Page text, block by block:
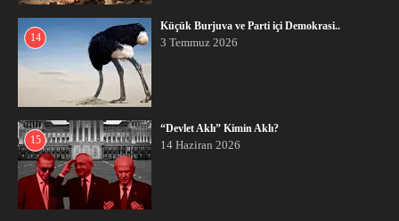
14
Küçük Burjuva ve Parti içi Demokrasi..
3 Temmuz 2026
15
“Devlet Aklı” Kimin Aklı?
14 Haziran 2026